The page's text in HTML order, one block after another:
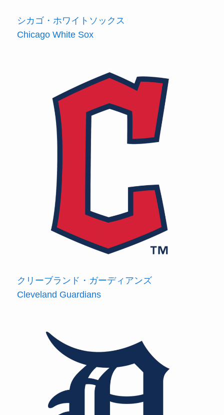
シカゴ・ホワイトソックス
Chicago White Sox
クリーブランド・ガーディアンズ
Cleveland Guardians